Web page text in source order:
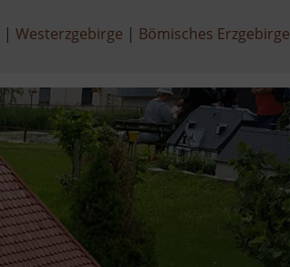
Westerzgebirge Bömisches Erzgebirge